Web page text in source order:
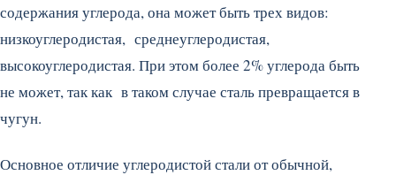
содержания углерода, она может быть трех видов:
низкоуглеродистая, среднеуглеродистая,
высокоуглеродистая. При этом более 2% углерода быть
не может, так как в таком случае сталь превращается в
чугун.
Основное отличие углеродистой стали от обычной,